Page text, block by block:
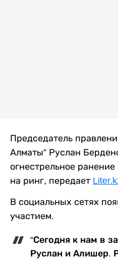
Председатель
Алматы” Руслан
огнестрельное
на ринг, передает
В социальных сетях
участием.
“Сегодня к нам в
Руслан и Алишер.